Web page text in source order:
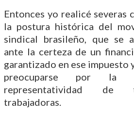
Entonces yo realicé severas
la postura histórica del
sindical brasileño, que se
ante la certeza de un
garantizado en ese impuesto
preocuparse por la
representatividad de
trabajadoras.